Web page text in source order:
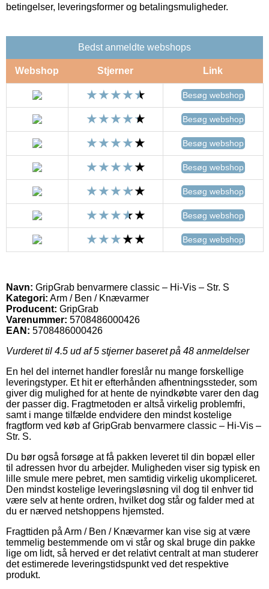
betingelser, leveringsformer og betalingsmuligheder.
Bedst anmeldte webshops
Webshop Stjerner Link
Besøg webshop
Besøg webshop
Besøg webshop
Besøg webshop
Besøg webshop
Besøg webshop
Besøg webshop
Navn: GripGrab benvarmere classic – Hi-Vis – Str. S
Kategori: Arm / Ben / Knævarmer
Producent: GripGrab
Varenummer: 5708486000426
EAN: 5708486000426
Vurderet til 4.5 ud af 5 stjerner baseret på 48 anmeldelser
En hel del internet handler foreslår nu mange forskellige
leveringstyper. Et hit er efterhånden afhentningssteder, som
giver dig mulighed for at hente de nyindkøbte varer den dag
der passer dig. Fragtmetoden er altså virkelig problemfri,
samt i mange tilfælde endvidere den mindst kostelige
fragtform ved køb af GripGrab benvarmere classic – Hi-Vis –
Str. S.
Du bør også forsøge at få pakken leveret til din bopæl eller
til adressen hvor du arbejder. Muligheden viser sig typisk en
lille smule mere pebret, men samtidig virkelig ukompliceret.
Den mindst kostelige leveringsløsning vil dog til enhver tid
være selv at hente ordren, hvilket dog står og falder med at
du er nærved netshoppens hjemsted.
Fragttiden på Arm / Ben / Knævarmer kan vise sig at være
temmelig bestemmende om vi står og skal bruge din pakke
lige om lidt, så herved er det relativt centralt at man studerer
det estimerede leveringstidspunkt ved det respektive
produkt.